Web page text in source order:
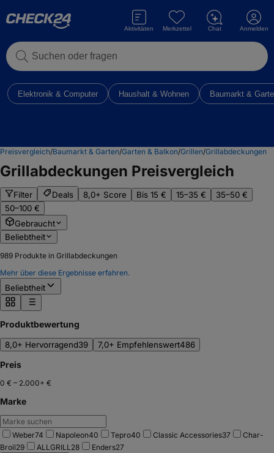
Suchen oder fragen
Aktivitäten Merkzettel Chat Anmelden
Elektronik & Computer Haushalt & Wohnen Baumarkt &
Preisvergleich/Baumarkt & Garten/Garten & Balkon/Grillen/Grillabdeckungen
Grillabdeckungen Preisvergleich
Filter Deals 8,0+ Score Bis 15 € 15–35 €
35–50 €
50–100 €
Gebraucht
Beliebtheit
989 Produkte in Grillabdeckungen
Mehr über diese Ergebnisse erfahren.
Beliebtheit
Produktbewertung
8,0+ Hervorragend39 7,0+ Empfehlenswert486
Preis
0 € – 2.000+ €
Marke
Weber74 Napoleon40 Tepro40 Classic Accessories37
Char-
Broil29 ALLGRILL28 Enders27